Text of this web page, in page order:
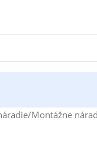
/Montážne